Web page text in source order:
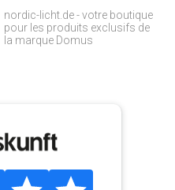
nordic-licht.de - votre boutique
pour les produits exclusifs de
la marque Domus